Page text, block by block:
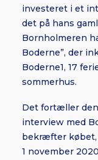
BORNHOLM
SUBSCRIBE
investeret i et
det på hans
Bornholmeren
Boderne”, der
Boderne1, 17
sommerhus.
Det fortæller
interview med
bekræfter købet,
1 november